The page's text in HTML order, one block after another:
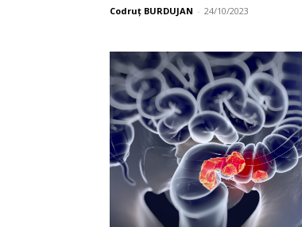
Codruț BURDUJAN - 24/10/2023